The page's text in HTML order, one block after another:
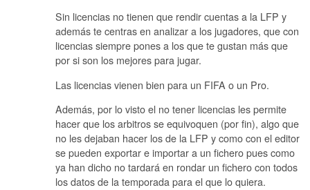
Sin licencias no tienen que rendir cuentas a la LFP y
además te centras en analizar a los jugadores, que con
licencias siempre pones a los que te gustan más que
por si son los mejores para jugar.
Las licencias vienen bien para un FIFA o un Pro.
Además, por lo visto el no tener licencias les permite
hacer que los arbitros se equivoquen (por fin), algo que
no les dejaban hacer los de la LFP y como con el editor
se pueden exportar e importar a un fichero pues como
ya han dicho no tardará en rondar un fichero con todos
los datos de la temporada para el que lo quiera.